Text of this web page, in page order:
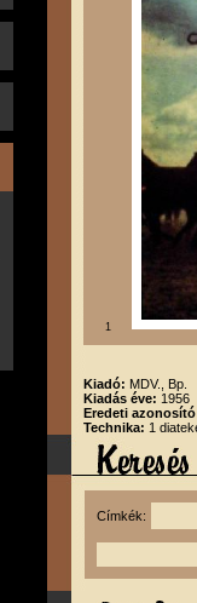
1
Kiadó: MDV., Bp.
Kiadás éve: 1956
Eredeti
Technika: 1
Címkék: